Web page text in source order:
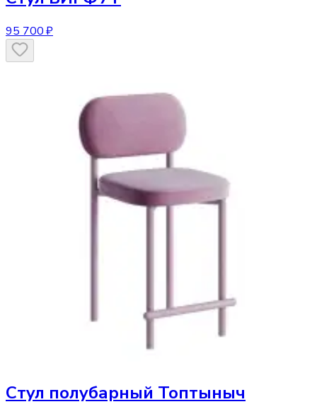
95 700 ₽
Стул полубарный Топтыныч